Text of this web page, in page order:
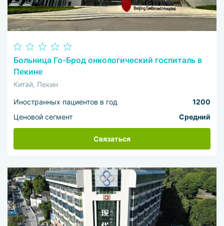
Больница Го-Брод онкологический госпиталь в
Пекине
Китай, Пекин
Иностранных пациентов в год
1200
Ценовой сегмент
Средний
Связаться